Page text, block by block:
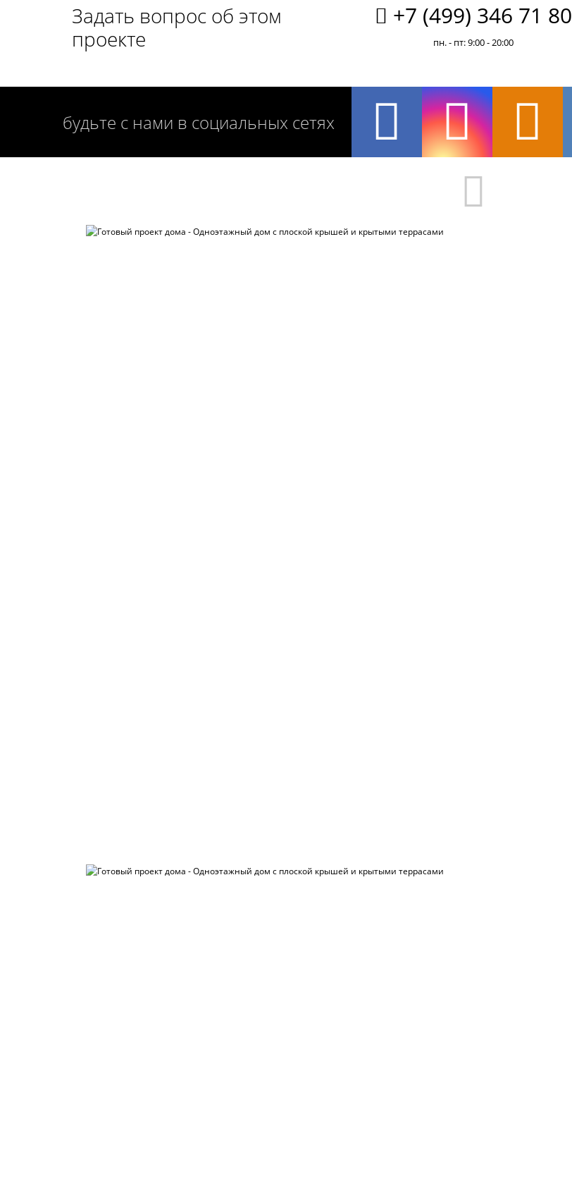
Задать вопрос об этом
проекте
+7 (499) 346 71 80
пн. - пт: 9:00 - 20:00
будьте с нами в социальных сетях